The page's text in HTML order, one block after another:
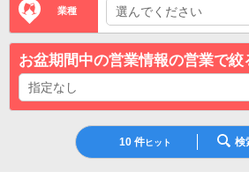
業種
お盆期間中の営業情報の営業で絞
10 件ヒット 検